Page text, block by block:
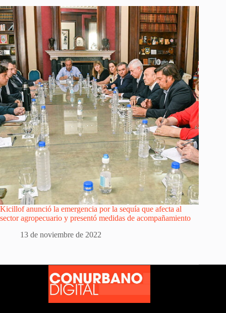
Kicillof anunció la emergencia por la sequía que afecta al
sector agropecuario y presentó medidas de acompañamiento
13 de noviembre de 2022